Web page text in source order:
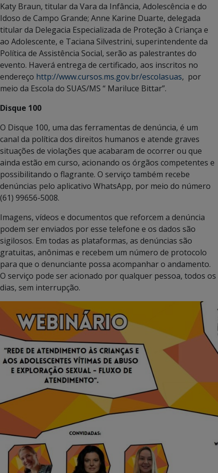
Katy Braun, titular da Vara da Infância, Adolescência e do
Idoso de Campo Grande; Anne Karine Duarte, delegada
titular da Delegacia Especializada de Proteção à Criança e
ao Adolescente, e Taciana Silvestrini, superintendente da
Política de Assistência Social, serão as palestrantes do
evento. Haverá entrega de certificado, aos inscritos no
endereço http://www.cursos.ms.gov.br/escolasuas, por
meio da Escola do SUAS/MS “ Mariluce Bittar”.
Disque 100
O Disque 100, uma das ferramentas de denúncia, é um
canal da política dos direitos humanos e atende graves
situações de violações que acabaram de ocorrer ou que
ainda estão em curso, acionando os órgãos competentes e
possibilitando o flagrante. O serviço também recebe
denúncias pelo aplicativo WhatsApp, por meio do número
(61) 99656-5008.
Imagens, vídeos e documentos que reforcem a denúncia
podem ser enviados por esse telefone e os dados são
sigilosos. Em todas as plataformas, as denúncias são
gratuitas, anônimas e recebem um número de protocolo
para que o denunciante possa acompanhar o andamento.
O serviço pode ser acionado por qualquer pessoa, todos os
dias, sem interrupção.